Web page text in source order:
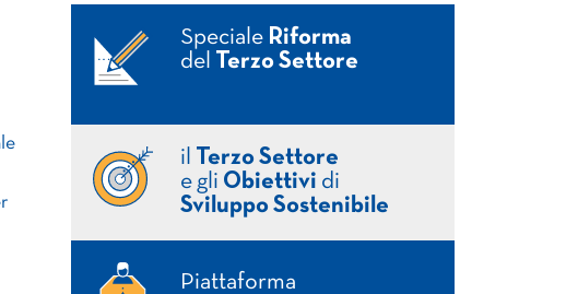
Speciale Riforma
del
Terzo Settore
il
Terzo Settore
e gli Obiettivi di
Sviluppo Sostenibile
Piattaforma